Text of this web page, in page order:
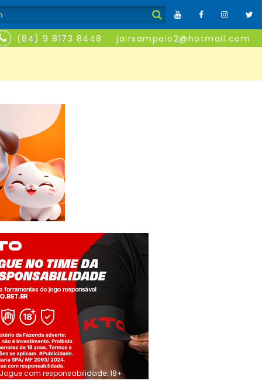
(84) 9 8173 8448 jairsampaio2@hotmail.com
Jogue com responsabilidade. 18+